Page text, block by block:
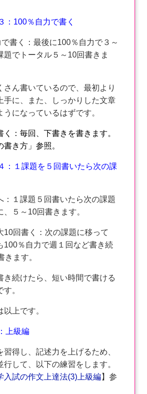
：100％自力で書く
書く：最後に100％自力で３～
題でトータル５～10回書きま
ん書いているので、最初より
手に、また、しっかりした文章
になっているはずです。
：毎回、下書きを書きます。
き方」参照。
：１課題を５回書いたら次の課
１課題５回書いたら次の課題
、５～10回書きます。
回書く：次の課題に移って
100％自力で週１回など書き続
きます。
続けたら、短い時間で書ける
。
上です。
上級編
得し、記述力を上げるため、
行して、以下の練習をします。
入試の作文上達法(3)上級編】参